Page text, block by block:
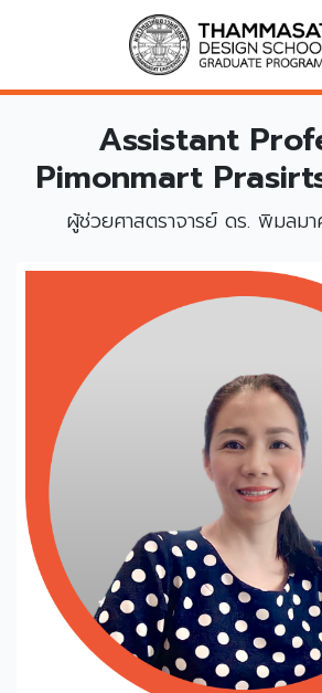
Assistant
Pimonmart
ผู้ช่วยศาสตราจารย์ ดร. พิมลมา